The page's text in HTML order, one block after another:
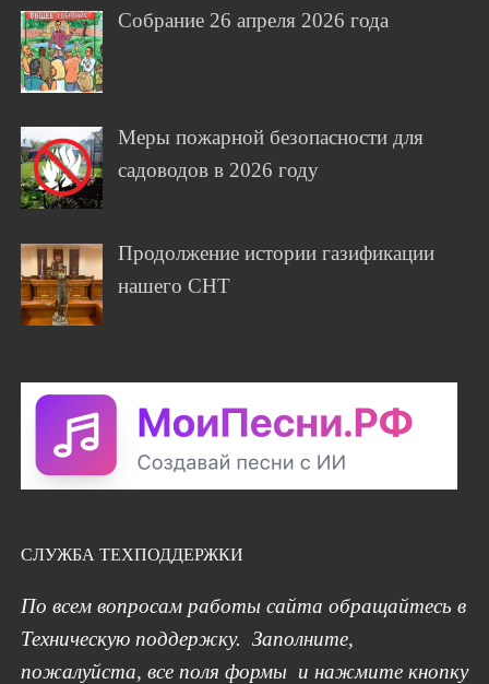
Собрание 26 апреля 2026 года
Меры пожарной безопасности для
садоводов в 2026 году
Продолжение истории газификации
нашего СНТ
СЛУЖБА ТЕХПОДДЕРЖКИ
По всем вопросам работы сайта обращайтесь в
Техническую поддержку. Заполните,
пожалуйста, все поля формы и нажмите кнопку